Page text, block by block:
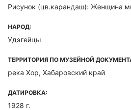
Рисунок (цв.карандаш): Женщина
НАРОД:
Удэгейцы
ТЕРРИТОРИЯ ПО МУЗЕЙНОЙ
река Хор, Хабаровский край
ДАТИРОВКА:
1928 г.